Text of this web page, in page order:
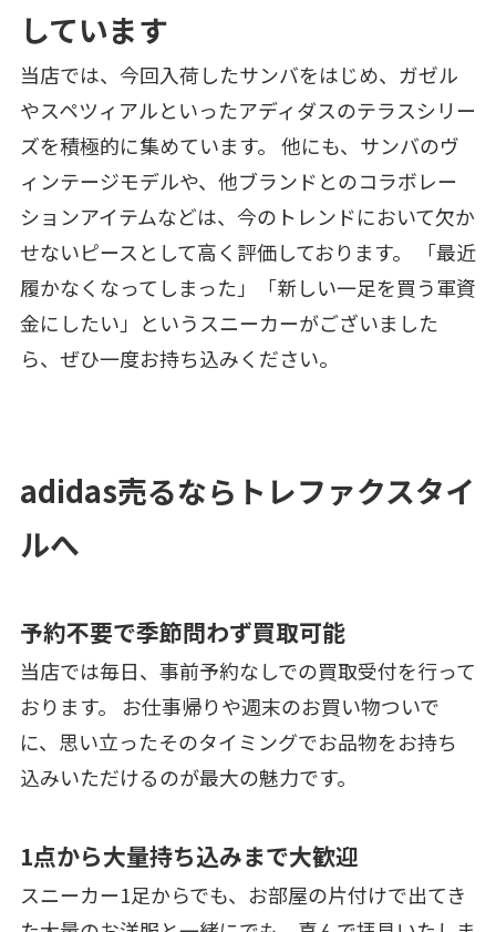
しています
当店では、今回入荷したサンバをはじめ、ガゼル
やスペツィアルといったアディダスのテラスシリー
ズを積極的に集めています。 他にも、サンバのヴ
ィンテージモデルや、他ブランドとのコラボレー
ションアイテムなどは、今のトレンドにおいて欠か
せないピースとして高く評価しております。 「最近
履かなくなってしまった」「新しい一足を買う軍資
金にしたい」というスニーカーがございました
ら、ぜひ一度お持ち込みください。
adidas売るならトレファクスタイ
ルへ
予約不要で季節問わず買取可能
当店では毎日、事前予約なしでの買取受付を行って
おります。 お仕事帰りや週末のお買い物ついで
に、思い立ったそのタイミングでお品物をお持ち
込みいただけるのが最大の魅力です。
1点から大量持ち込みまで大歓迎
スニーカー1足からでも、お部屋の片付けで出てき